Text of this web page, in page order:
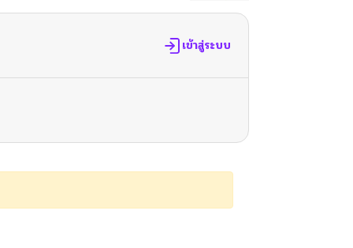
เข้าสู่ระบบ